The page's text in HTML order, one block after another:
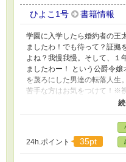
ひよこ1号 書籍情報
学園に入学したら婚約者の王
ましたわ！でも待って？証拠
よね？我慢我慢。そして、１
ましたわー！ という公爵令
を蔑ろにした男達の転落人生
苦手な方はお気をつけて！※
つけて！※短編版に加筆した
です。※１５話完結です（番
24h.ポイント 35pt